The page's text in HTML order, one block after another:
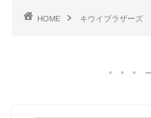
HOME キウイブラザーズ